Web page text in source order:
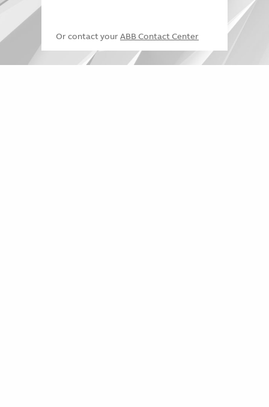
Or contact your ABB Contact Center